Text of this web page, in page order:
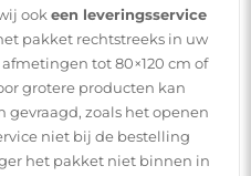
ook een leveringsservice
pakket rechtstreeks in uw
tot 80×120 cm of
grotere producten kan
gevraagd, zoals het openen
niet bij de bestelling
het pakket niet binnen in